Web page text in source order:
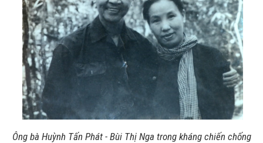
Ông bà Huỳnh Tấn Phát - Bùi Thị Nga trong kháng chiến chống